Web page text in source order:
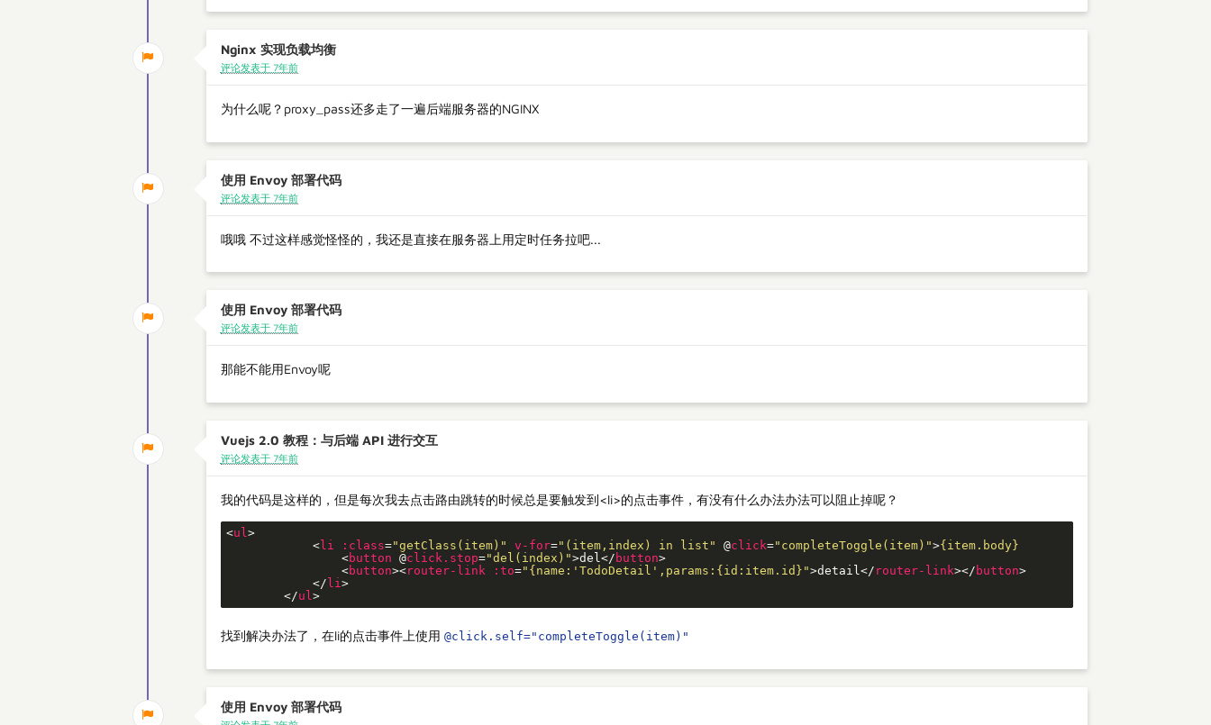
Nginx 实现负载均衡
评论发表于 7年前
为什么呢？proxy_pass还多走了一遍后端服务器的NGINX
使用 Envoy 部署代码
评论发表于 7年前
哦哦 不过这样感觉怪怪的，我还是直接在服务器上用定时任务拉吧...
使用 Envoy 部署代码
评论发表于 7年前
那能不能用Envoy呢
Vuejs 2.0 教程：与后端 API 进行交互
评论发表于 7年前
我的代码是这样的，但是每次我去点击路由跳转的时候总是要触发到<li>的点击事件，有没有什么办法办法可以阻止掉呢？
<ul >
<li :class="getClass(item)" v-for="(item,index) in list" @click="completeToggle(item)">{item.body}
<button @click.stop="del(index)">del </ button>
<button><router-link :to=" {name:'TodoDetail',params:{id:item.id} ">detail </ router-link></ button>
</ li >
</ul >
找到解决办法了，在li的点击事件上使用 @click.self="completeToggle(item)"
使用 Envoy 部署代码